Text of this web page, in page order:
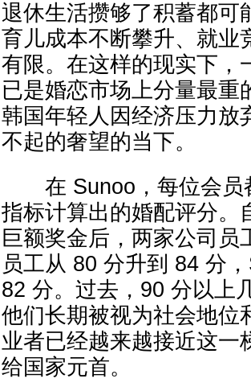
退休生活攒够了积蓄都可
育儿成本不断攀升、就业
有限。在这样的现实下，
已是婚恋市场上分量最重
韩国年轻人因经济压力放
不起的奢望的当下。
在 Sunoo，每位会员
指标计算出的婚配评分。
巨额奖金后，两家公司
员工从 80 分升到 84 分
82 分。过去，90 分以上
他们长期被视为社会地位
业者已经越来越接近这一
给国家元首。